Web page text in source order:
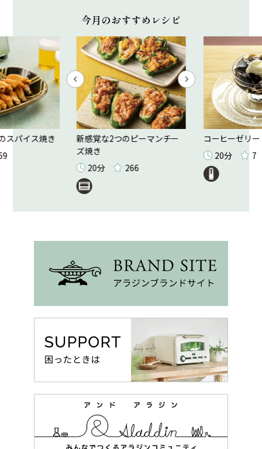
今月のおすすめレシピ
スパイス焼き
新感覚な2つのピーマンチー
ズ焼き
20分
266
コーヒーゼリー
20分
7